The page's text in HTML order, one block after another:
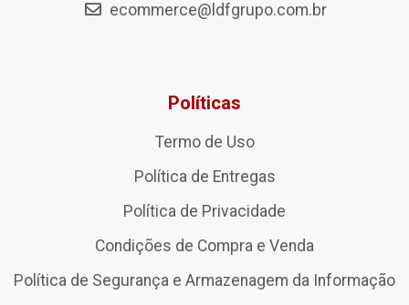
ecommerce@ldfgrupo.com.br
Políticas
Termo de Uso
Política de Entregas
Política de Privacidade
Condições de Compra e Venda
Política de Segurança e Armazenagem da Informação